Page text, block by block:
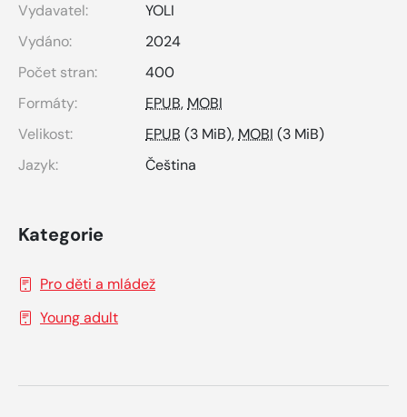
Vydavatel:
YOLI
Vydáno:
2024
Počet stran:
400
Formáty:
EPUB,MOBI
Velikost:
EPUB (3 MiB),MOBI (3 MiB)
Jazyk:
Čeština
Kategorie
Pro děti a mládež
Young adult